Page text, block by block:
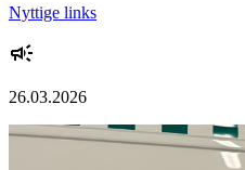
Nyttige links
26.03.2026